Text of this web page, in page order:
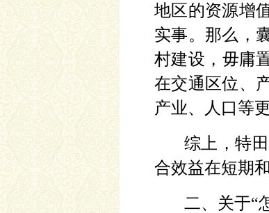
地区的资源增
实事。那么，
村建设，毋庸
在交通区位、
产业、人口等
综上，特
合效益在短期
二、关于“